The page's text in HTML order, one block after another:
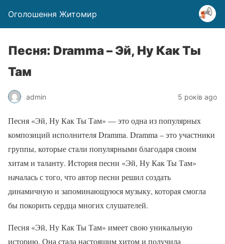
Оголошення Житомир
Песня: Dramma – Эй, Ну Как Ты
Там
admin 5 років ago
Песня «Эй, Ну Как Ты Там» — это одна из популярных
композиций исполнителя Dramma. Dramma – это участники
группы, которые стали популярными благодаря своим
хитам и таланту. История песни «Эй, Ну Как Ты Там»
началась с того, что автор песни решил создать
динамичную и запоминающуюся музыку, которая смогла
бы покорить сердца многих слушателей.
Песня «Эй, Ну Как Ты Там» имеет свою уникальную
историю. Она стала настоящим хитом и получила